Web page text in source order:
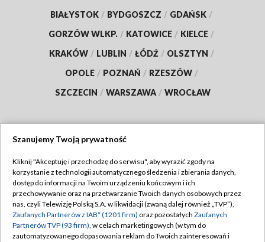
BIAŁYSTOK / BYDGOSZCZ / GDAŃSK /
GORZÓW WLKP. / KATOWICE / KIELCE /
KRAKÓW / LUBLIN / ŁÓDŹ / OLSZTYN /
OPOLE / POZNAŃ / RZESZÓW /
SZCZECIN / WARSZAWA / WROCŁAW
TVP
Abonament TVP
Emisja w TVP
Centrum informacji TVP
Regulamin TVP
Polityka prywatności
Moje zgody
Szanujemy Twoją prywatność
Kliknij "Akceptuję i przechodzę do serwisu", aby wyrazić zgody na
korzystanie z technologii automatycznego śledzenia i zbierania danych,
dostęp do informacji na Twoim urządzeniu końcowym i ich
przechowywanie oraz na przetwarzanie Twoich danych osobowych przez
nas, czyli Telewizję Polską S.A. w likwidacji (zwaną dalej również „TVP”),
Zaufanych Partnerów z IAB* (1201 firm) oraz pozostałych Zaufanych
Partnerów TVP (93 firm), w celach marketingowych (w tym do
zautomatyzowanego dopasowania reklam do Twoich zainteresowań i